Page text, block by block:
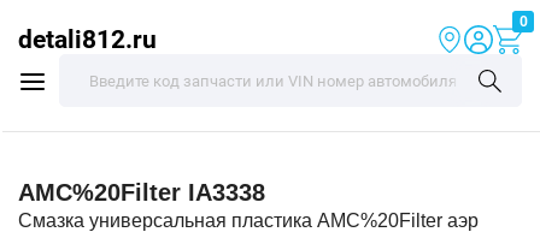
detali812.ru
0
AMC%20Filter IA3338
Смазка универсальная пластика AMC%20Filter аэр